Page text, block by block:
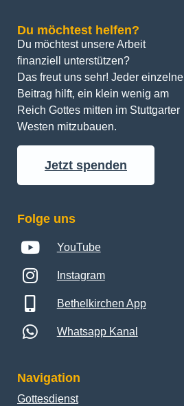
Du möchtest helfen?
Du möchtest unsere Arbeit
finanziell unterstützen?
Das freut uns sehr! Jeder einzelne
Beitrag hilft, ein klein wenig am
Reich Gottes mitten im Stuttgarter
Westen mitzubauen.
Jetzt spenden
Folge uns
YouTube
Instagram
Bethelkirchen App
Whatsapp Kanal
Navigation
Gottesdienst